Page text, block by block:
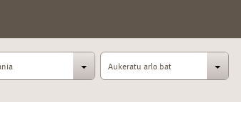
Aukeratu arlo bat